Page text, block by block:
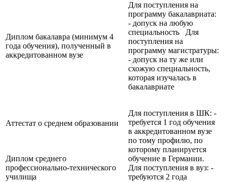
Диплом бакалавра (минимум 4
года обучения), полученный в
аккредитованном вузе
Для поступления на
программу бакалавриата:
- допуск на любую
специальность Для
поступления на
программу магистратуры:
- допуск на ту же или
схожую специальность,
которая изучалась в
бакалавриате
Аттестат о среднем образовании
Для поступления в ШК: -
требуется 1 год обучения
в аккредитованном вузе
по тому профилю, по
которому планируется
обучение в Германии.
Для поступления в вуз: -
требуются 2 года
Диплом среднего
профессионально-технического
училища